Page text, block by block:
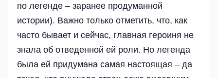
по легенде – заранее продуманной
истории). Важно только отметить, что, как
часто бывает и сейчас, главная героиня не
знала об отведенной ей роли. Но легенда
была ей придумана самая настоящая – да